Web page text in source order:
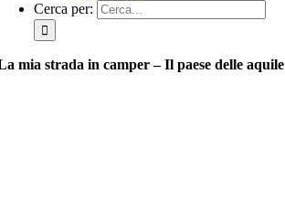
Cerca per:
mia strada in camper – Il paese delle aquile